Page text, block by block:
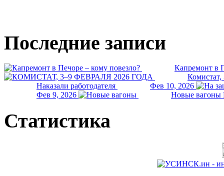
Последние записи
Капремонт в
Комистат,
Наказали работодателя
Фев 10, 2026
Фев 9, 2026
Новые вагоны
Статистика